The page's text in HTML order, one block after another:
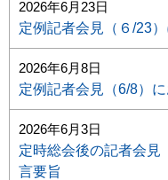
2026年6月23日
定例記者会見（６/23
2026年6月8日
定例記者会見（6/8）
2026年6月3日
定時総会後の記者会見
言要旨